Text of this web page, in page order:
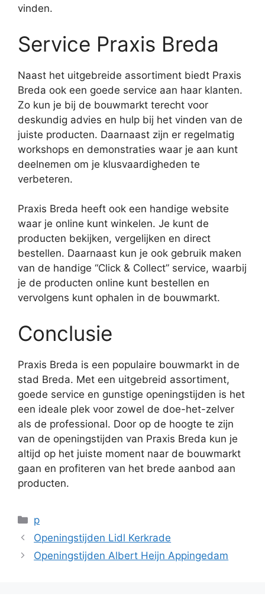
vinden.
Service Praxis Breda
Naast het uitgebreide assortiment biedt Praxis
Breda ook een goede service aan haar klanten.
Zo kun je bij de bouwmarkt terecht voor
deskundig advies en hulp bij het vinden van de
juiste producten. Daarnaast zijn er regelmatig
workshops en demonstraties waar je aan kunt
deelnemen om je klusvaardigheden te
verbeteren.
Praxis Breda heeft ook een handige website
waar je online kunt winkelen. Je kunt de
producten bekijken, vergelijken en direct
bestellen. Daarnaast kun je ook gebruik maken
van de handige “Click & Collect” service, waarbij
je de producten online kunt bestellen en
vervolgens kunt ophalen in de bouwmarkt.
Conclusie
Praxis Breda is een populaire bouwmarkt in de
stad Breda. Met een uitgebreid assortiment,
goede service en gunstige openingstijden is het
een ideale plek voor zowel de doe-het-zelver
als de professional. Door op de hoogte te zijn
van de openingstijden van Praxis Breda kun je
altijd op het juiste moment naar de bouwmarkt
gaan en profiteren van het brede aanbod aan
producten.
Categorieën
p
Openingstijden Lidl Kerkrade
Openingstijden Albert Heijn Appingedam